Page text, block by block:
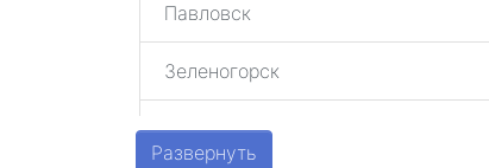
Павловск
Зеленогорск
Шушары
Развернуть